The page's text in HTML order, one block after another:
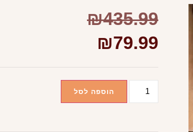
₪435.99
₪79.99
הוספה לסל